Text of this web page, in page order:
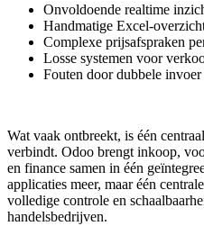
Onvoldoende realtime
Handmatige Excel-
Complexe prijsafspraken
Losse systemen voor
Fouten door dubbele
Wat vaak ontbreekt, is één
verbindt. Odoo brengt inkoop,
en finance samen in één
applicaties meer, maar één
volledige controle en
handelsbedrijven.